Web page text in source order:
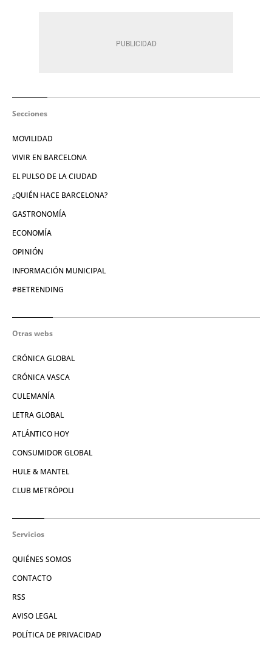
Secciones
MOVILIDAD
VIVIR EN BARCELONA
EL PULSO DE LA CIUDAD
¿QUIÉN HACE BARCELONA?
GASTRONOMÍA
ECONOMÍA
OPINIÓN
INFORMACIÓN MUNICIPAL
#BETRENDING
Otras webs
CRÓNICA GLOBAL
CRÓNICA VASCA
CULEMANÍA
LETRA GLOBAL
ATLÁNTICO HOY
CONSUMIDOR GLOBAL
HULE & MANTEL
CLUB METRÓPOLI
Servicios
QUIÉNES SOMOS
CONTACTO
RSS
AVISO LEGAL
POLÍTICA DE PRIVACIDAD